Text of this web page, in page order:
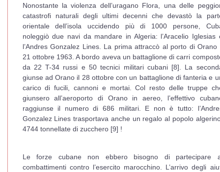
Nonostante la violenza dell’uragano Flora, una delle
catastrofi naturali degli ultimi decenni che devastò la
orientale dell’isola uccidendo più di 1000 persone,
noleggiò due navi da mandare in Algeria: l’Aracelio Iglesias
l’Andres Gonzalez Lines. La prima attraccò al porto di Orano
21 ottobre 1963. A bordo aveva un battaglione di carri
da 22 T-34 russi e 50 tecnici militari cubani [8]. La
giunse ad Orano il 28 ottobre con un battaglione di fanteria e
carico di fucili, cannoni e mortai. Col resto delle truppe
giunsero all’aeroporto di Orano in aereo, l’effettivo
raggiunse il numero di 686 militari. E non è tutto:
Gonzalez Lines trasportava anche un regalo al popolo
4744 tonnellate di zucchero [9] !
Le forze cubane non ebbero bisogno di partecipare
combattimenti contro l’esercito marocchino. L’arrivo degli